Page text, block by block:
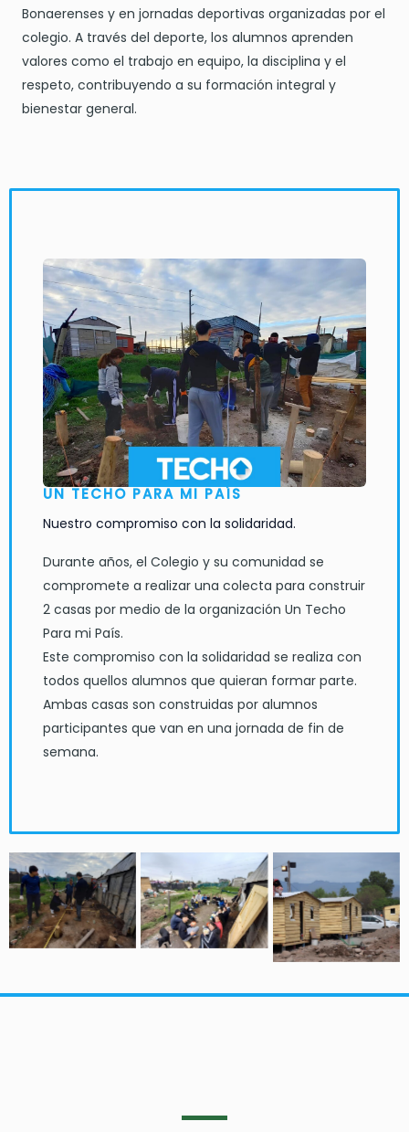
Bonaerenses y en jornadas deportivas organizadas por el
colegio. A través del deporte, los alumnos aprenden
valores como el trabajo en equipo, la disciplina y el
respeto, contribuyendo a su formación integral y
bienestar general.
UN TECHO PARA MI PAÍS
Nuestro compromiso con la solidaridad.
Durante años, el Colegio y su comunidad se
compromete a realizar una colecta para construir
2 casas por medio de la organización Un Techo
Para mi País.
Este compromiso con la solidaridad se realiza con
todos quellos alumnos que quieran formar parte.
Ambas casas son construidas por alumnos
participantes que van en una jornada de fin de
semana.
Sin leyenda Sin leyenda Sin leyenda